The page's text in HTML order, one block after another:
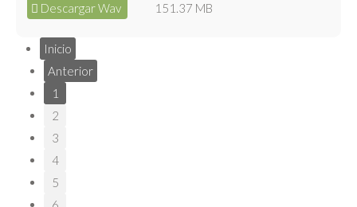
Descargar Wav 151.37 MB
Inicio
Anterior
1
2
3
4
5